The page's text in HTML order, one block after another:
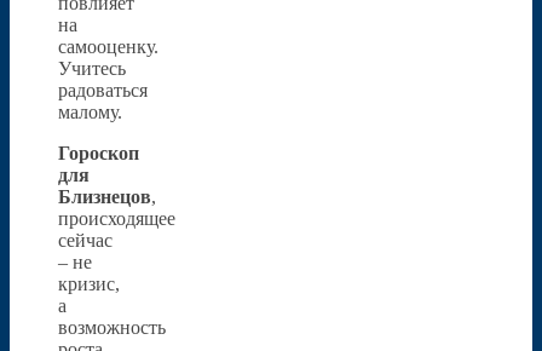
на
самооценку.
Учитесь
радоваться
малому.
Гороскоп
для
Близнецов,
происходящее
сейчас
– не
кризис,
а
возможность